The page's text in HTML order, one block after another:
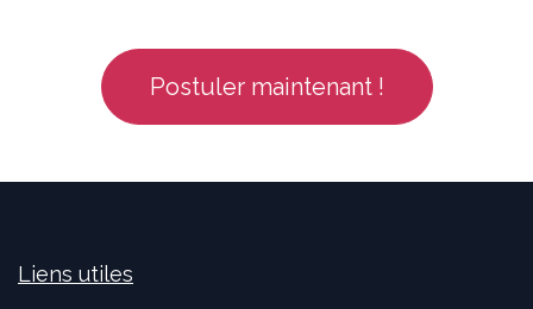
Postuler maintenant !
Liens utiles